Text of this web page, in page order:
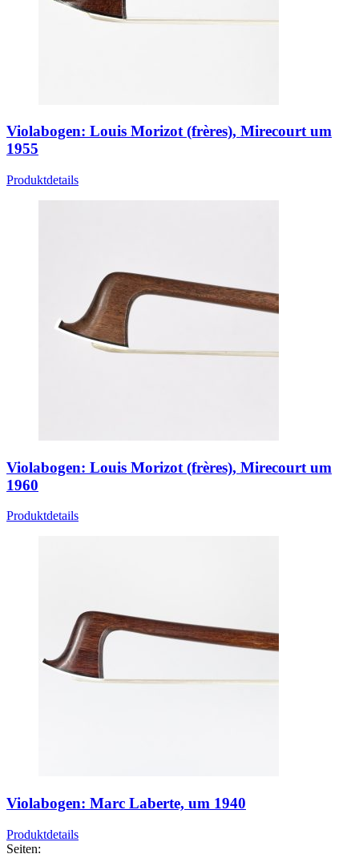
Violabogen: Louis Morizot (frères), Mirecourt um
1955
Produktdetails
Violabogen: Louis Morizot (frères), Mirecourt um
1960
Produktdetails
Violabogen: Marc Laberte, um 1940
Produktdetails
Seiten: